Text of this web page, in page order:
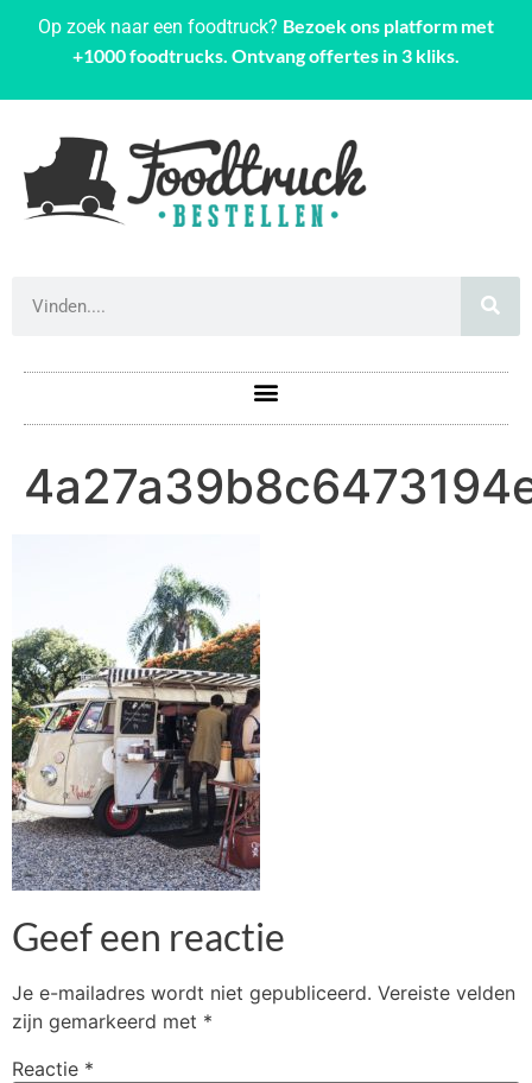
Op zoek naar een foodtruck? Bezoek ons platform met
+1000 foodtrucks. Ontvang offertes in 3 kliks.
Geef een reactie
Je e-mailadres wordt niet gepubliceerd. Vereiste velden
zijn gemarkeerd met *
Reactie *